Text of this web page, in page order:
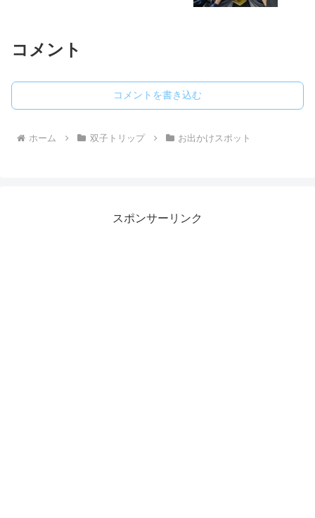
コメント
コメントを書き込む
ホーム 双子トリップ お出かけスポット
スポンサーリンク